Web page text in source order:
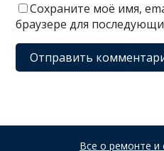
Сохраните моё имя,
браузере для
Все о ремонте и